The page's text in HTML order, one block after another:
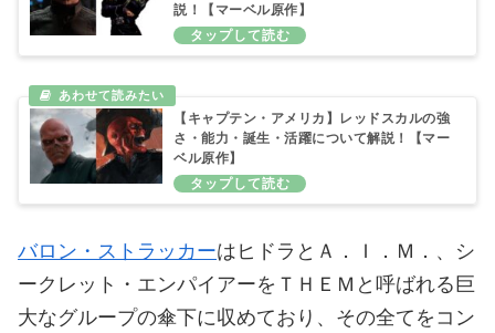
説！【マーベル原作】
【キャプテン・アメリカ】レッドスカルの強
さ・能力・誕生・活躍について解説！【マー
ベル原作】
バロン・ストラッカーはヒドラとＡ．Ｉ．Ｍ．、シ
ークレット・エンパイアーをＴＨＥＭと呼ばれる巨
大なグループの傘下に収めており、その全てをコン